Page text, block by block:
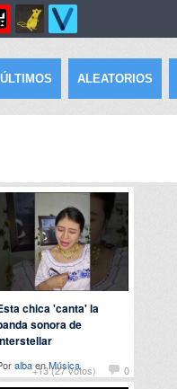
ÚLTIMOS ALEATORIOS
+13 (27 votos) 0
chica 'canta' la
sonora de
albaenMúsica